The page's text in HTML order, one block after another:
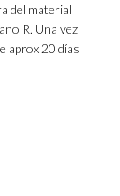
del material
R. Una vez
aprox 20 días